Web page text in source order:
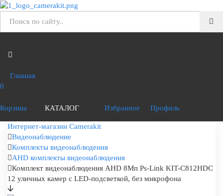
Главная
0
Корзина КАТАЛОГ Избранное Профиль
Интернет-магазин Camerakit
Видеонаблюдение
Комплекты видеонаблюдения
AHD комплекты видеонаблюдения
Комплект видеонаблюдения AHD 8Мп Ps-Link KIT-C812HDC
12 уличных камер с LED-подсветкой, без микрофона